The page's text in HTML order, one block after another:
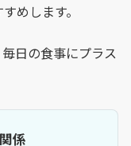
めします。
日の食事にプラス
係